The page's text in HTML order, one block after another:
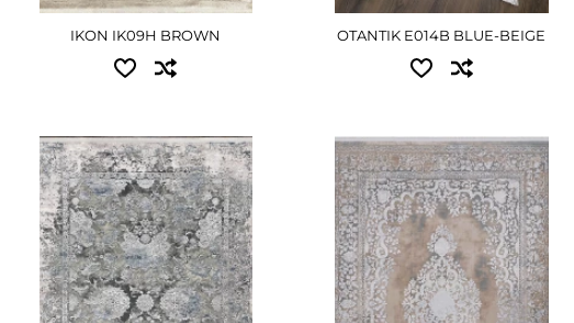
IKON IK09H BROWN OTANTIK E014B BLUE-BEIGE
Доступні розміри:
1.00x2.00 - 6750 грн
1.60x2.30 - 12420 грн
2.00x2.90 - 19575 грн
3.00x4.00 - 40500 грн
Доступні розміри:
2.40x3.40 - 27540 грн
3.00x4.00 - 40500 грн
ДЕТАЛЬНІШЕ